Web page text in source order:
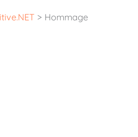
> Hommage